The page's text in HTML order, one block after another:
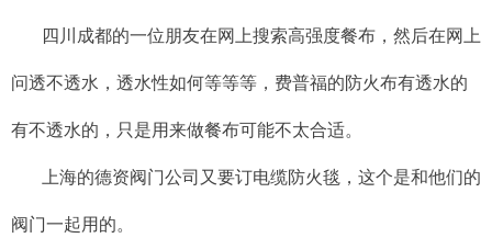
四川成都的一位朋友在网上搜索高强度餐布，然后在网上
问透不透水，透水性如何等等等，费普福的防火布有透水的
有不透水的，只是用来做餐布可能不太合适。
上海的德资阀门公司又要订电缆防火毯，这个是和他们的
阀门一起用的。